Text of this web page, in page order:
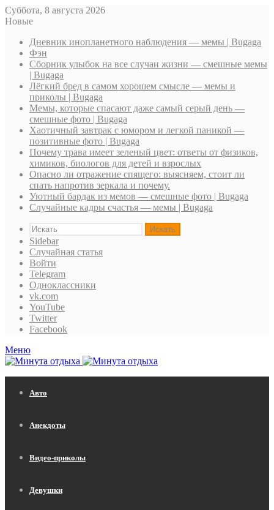
Суббота, 8 августа 2026
Новые
Дневник инопланетного наблюдения — мемы | Bugaga
Фэн
Сборник улыбок на все случаи жизни — смешные мемы
| Bugaga
Лёгкий бред в самом хорошем смысле — мемы и
приколы | Bugaga
Мемы, которые спасают даже самый серый день —
смешные фото | Bugaga
Хаотичный завтрак с юмором и легкой паникой —
позитивные фото | Bugaga
Почему трава имеет зеленый цвет: ответы от физиков,
химиков, биологов для детей и взрослых
Опасно ли отражение спящего: выясняем, стоит ли
спать напротив зеркала и почему.
Уютный бардак из мемов — смешные фото | Bugaga
Случайные кадры счастья — мемы | Bugaga
Искать
Sidebar
Случайная статья
Войти
Telegram
Одноклассники
vk.com
YouTube
Twitter
Facebook
Меню
Авто
Анекдоты
Видео-приколы
Девушки